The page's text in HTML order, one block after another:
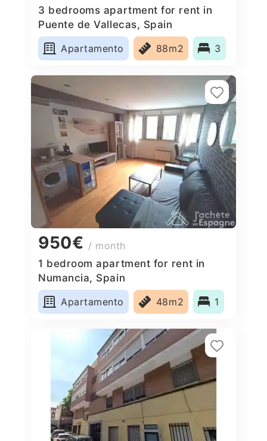
3 bedrooms apartment for rent in
Puente de Vallecas, Spain
Apartamento
88m2 3
950€ / month
1 bedroom apartment for rent in
Numancia, Spain
Apartamento
48m2 1